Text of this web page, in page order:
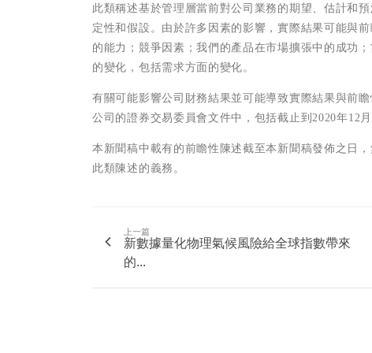
此類稱述基於管理層當前對公司業務的期望、估計和預
定性和假設。由於許多因素的影響，實際結果可能與
的能力；競爭因素；我們的產品在市場擴張中的成功
的變化，包括需求方面的變化。
有關可能影響公司財務結果並可能導致實際結果與前
公司的證券交易委員會文件中，包括截止到 2020年12 月
本新聞稿中載有的前瞻性陳述截至本新聞稿發佈之日
此類陳述的義務。
上一篇
新數據量化物理氣候風險給全球指數帶來
的...